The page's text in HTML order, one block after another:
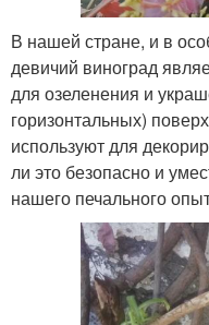
В нашей стране, и в
девичий виноград
для озеленения и
горизонтальных)
используют для
ли это безопасно и
нашего печального